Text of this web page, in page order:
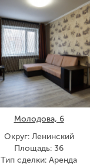
Молодова, 6
Округ: Ленинский
Площадь: 36
Тип сделки: Аренда